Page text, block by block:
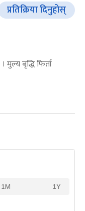
प्रतिक्रिया दिनुहोस्
मुल्य बृद्धि फिर्ता